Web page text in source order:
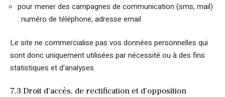
pour mener des campagnes de communication (sms, mail)
: numéro de téléphone, adresse email
Le site ne commercialise pas vos données personnelles qui
sont donc uniquement utilisées par nécessité ou à des fins
statistiques et d’analyses.
7.3 Droit d’accès, de rectification et d’opposition